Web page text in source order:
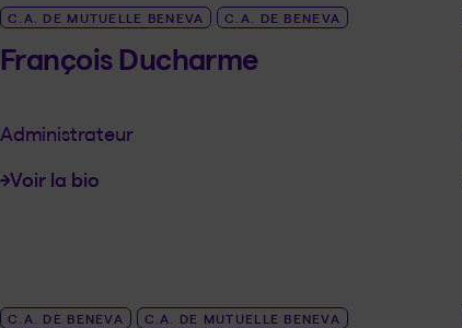
C.A. DE MUTUELLE BENEVA C.A. DE BENEVA
François Ducharme
Administrateur
Voir la bio
LINK_SR_DE François Ducharme
C.A. DE BENEVA C.A. DE MUTUELLE BENEVA